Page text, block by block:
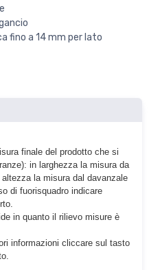
fino a 14 mm per lato
finale del prodotto che si
in larghezza la misura da
la misura dal davanzale
di fuorisquadro indicare
in quanto il rilievo misure è
informazioni cliccare sul tasto